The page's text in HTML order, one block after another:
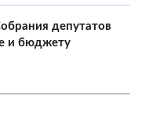
депутатов
и бюджету